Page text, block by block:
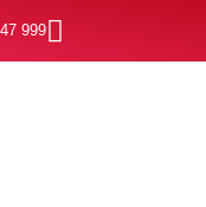
999